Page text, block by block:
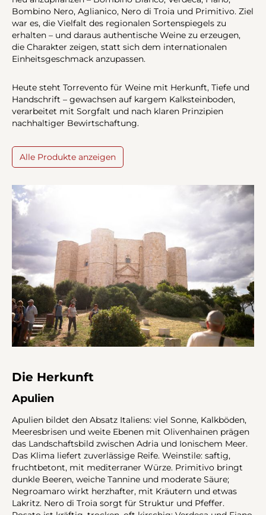
Bombino Nero, Aglianico, Nero di Troia und Primitivo. Ziel
war es, die Vielfalt des regionalen Sortenspiegels zu
erhalten – und daraus authentische Weine zu erzeugen,
die Charakter zeigen, statt sich dem internationalen
Einheitsgeschmack anzupassen.
Heute steht Torrevento für Weine mit Herkunft, Tiefe und
Handschrift – gewachsen auf kargem Kalksteinboden,
verarbeitet mit Sorgfalt und nach klaren Prinzipien
nachhaltiger Bewirtschaftung.
Alle Produkte anzeigen
Die Herkunft
Apulien
Apulien bildet den Absatz Italiens: viel Sonne, Kalkböden,
Meeresbrisen und weite Ebenen mit Olivenhainen prägen
das Landschaftsbild zwischen Adria und Ionischem Meer.
Das Klima liefert zuverlässige Reife. Weinstile: saftig,
fruchtbetont, mit mediterraner Würze. Primitivo bringt
dunkle Beeren, weiche Tannine und moderate Säure;
Negroamaro wirkt herzhafter, mit Kräutern und etwas
Lakritz. Nero di Troia sorgt für Struktur und Pfeffer.